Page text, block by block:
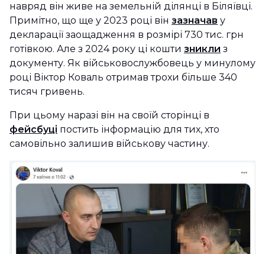
навряд він живе на земельній ділянці в Біляївці.
Примітно, що ще у 2023 році він зазначав у
декларації заощадження в розмірі 730 тис. грн
готівкою. Але з 2024 року ці кошти зникли з
документу. Як військовослужбовець у минулому
році Віктор Коваль отримав трохи більше 340
тисяч гривень.
При цьому наразі він на своїй сторінці в
фейсбуці постить інформацію для тих, хто
самовільно залишив військову частину.